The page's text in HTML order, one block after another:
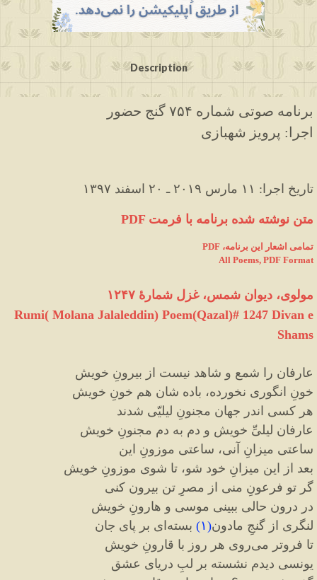
Description
برنامه صوتی شماره ۷۵۴ گنج حضور
اجرا: پرویز شهبازی
۱۳۹۷ تاریخ اجرا: ۱۱ مارس ۲۰۱۹ ـ ۲۰ اسفند
PDF متن نوشته شده برنامه با فرمت
PDF ،تمامی اشعار این برنامه
All Poems, PDF Format
مولوی، دیوان شمس، غزل شمارهٔ ۱۲۴۷
Rumi( Molana Jalaleddin) Poem(Qazal)# 1247 Divan e
Shams
عارفان را شمع و شاهد نیست از بیرونِ خویش
خونِ انگوری نخورده، باده شان هم خونِ خویش
هر کسی اندر جهان مجنونِ لیلیّی شدند
عارفان لیلیِّ خویش و دم به دم مجنونِ خویش
ساعتی میزانِ آنی، ساعتی موزونِ این
بعد از این میزانِ خود شو، تا شوی موزونِ خویش
گر تو فرعونِ منی از مصرِ تن بیرون کنی
در درون حالی ببینی موسی و هارونِ خویش
لنگری از گنجِ مادون(۱) بسته ای بر پای جان
تا فروتر میروی هر روز با قارونِ خویش
یونسی دیدم نشسته بر لبِ دریای عشق